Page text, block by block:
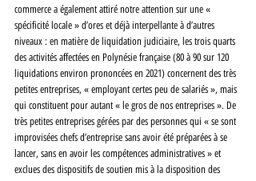
commerce a également attiré notre attention sur une «
spécificité locale » d’ores et déjà interpellante à d’autres
niveaux : en matière de liquidation judiciaire, les trois quarts
des activités affectées en Polynésie française (80 à 90 sur 120
liquidations environ prononcées en 2021) concernent des très
petites entreprises, « employant certes peu de salariés », mais
qui constituent pour autant « le gros de nos entreprises ». De
très petites entreprises gérées par des personnes qui « se sont
improvisées chefs d’entreprise sans avoir été préparées à se
lancer, sans en avoir les compétences administratives » et
exclues des dispositifs de soutien mis à la disposition des